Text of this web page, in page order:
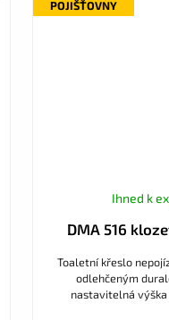
POJIŠŤOVNY
DMA 516
Ihned k
Toaletní křeslo
odlehčeným
nastavitelná